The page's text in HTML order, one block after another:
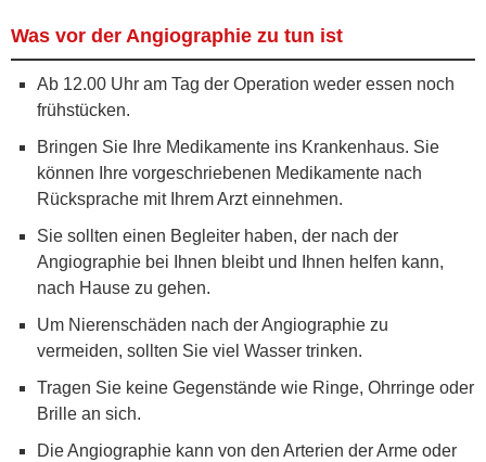
Was vor der Angiographie zu tun ist
Ab 12.00 Uhr am Tag der Operation weder essen noch
frühstücken.
Bringen Sie Ihre Medikamente ins Krankenhaus. Sie
können Ihre vorgeschriebenen Medikamente nach
Rücksprache mit Ihrem Arzt einnehmen.
Sie sollten einen Begleiter haben, der nach der
Angiographie bei Ihnen bleibt und Ihnen helfen kann,
nach Hause zu gehen.
Um Nierenschäden nach der Angiographie zu
vermeiden, sollten Sie viel Wasser trinken.
Tragen Sie keine Gegenstände wie Ringe, Ohrringe oder
Brille an sich.
Die Angiographie kann von den Arterien der Arme oder